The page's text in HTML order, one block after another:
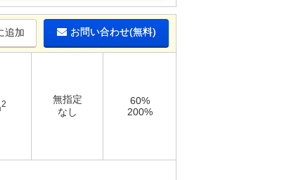
追加 お問い合わせ(無料)
2
無指定
なし
60%
200%